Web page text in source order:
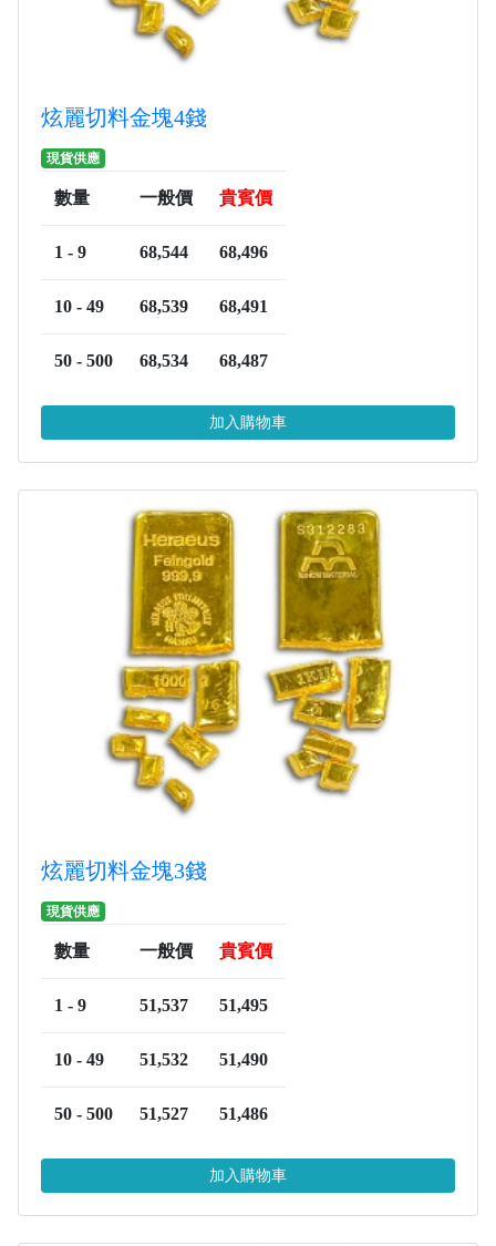
炫麗切料金塊4錢
現貨供應
數量 一般價 貴賓價
1 - 9 68,544 68,496
10 - 49 68,539 68,491
50 - 500 68,534 68,487
加入購物車
炫麗切料金塊3錢
現貨供應
數量 一般價 貴賓價
1 - 9 51,537 51,495
10 - 49 51,532 51,490
50 - 500 51,527 51,486
加入購物車